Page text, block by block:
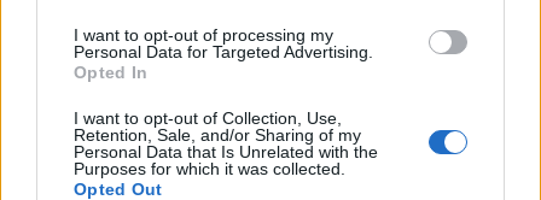
I want to opt-out of processing my
Personal Data for Targeted Advertising.
Opted In
I want to opt-out of Collection, Use,
Retention, Sale, and/or Sharing of my
Personal Data that Is Unrelated with the
Purposes for which it was collected.
Opted Out